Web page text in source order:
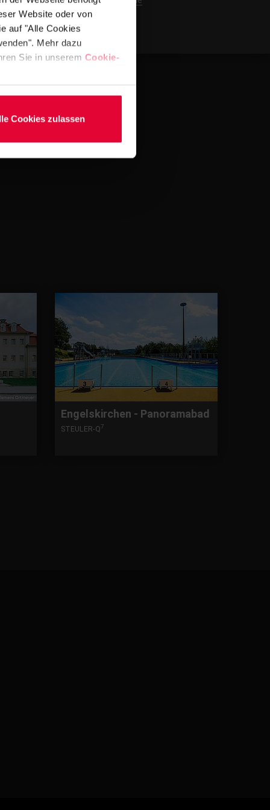
Website oder von
auf "Alle Cookies
Mehr dazu
Sie in unserem Cookie-
Cookies zulassen
Engelskirchen - Panoramabad
STEULER-Q7